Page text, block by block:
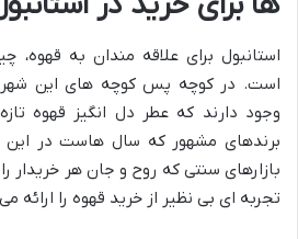
استانبول برای علاقه مندان به
است. در کوچه پس کوچه های این شهر،
وجود دارند که عطر دل انگیز قهوه
برندهای مشهور که سال هاست در
بازارهای سنتی که روح و جان هر خریدار
تجربه ای بی نظیر از خرید قهوه را ارائه